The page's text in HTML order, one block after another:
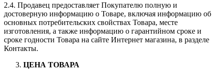
2.4. Продавец предоставляет Покупателю полную и
достоверную информацию о Товаре, включая информацию об
основных потребительских свойствах Товара, месте
изготовления, а также информацию о гарантийном сроке и
сроке годности Товара на сайте Интернет магазина, в разделе
Контакты.
ЦЕНА ТОВАРА